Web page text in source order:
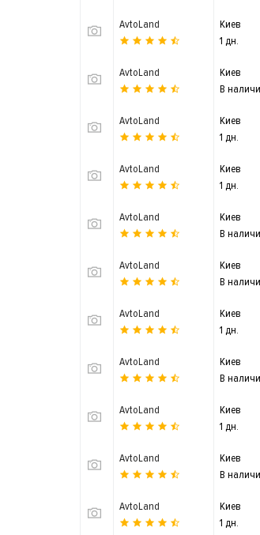
AvtoLand
Киев
1 дн.
AvtoLand
Киев
В
AvtoLand
Киев
1 дн.
AvtoLand
Киев
1 дн.
AvtoLand
Киев
В
AvtoLand
Киев
В
AvtoLand
Киев
1 дн.
AvtoLand
Киев
В
AvtoLand
Киев
1 дн.
AvtoLand
Киев
В
AvtoLand
Киев
1 дн.